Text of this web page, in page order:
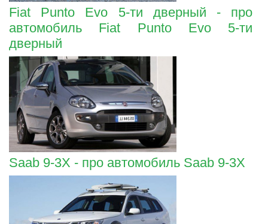
Fiat Punto Evo 5-ти дверный - про
автомобиль Fiat Punto Evo 5-ти
дверный
Saab 9-3X - про автомобиль Saab 9-3X